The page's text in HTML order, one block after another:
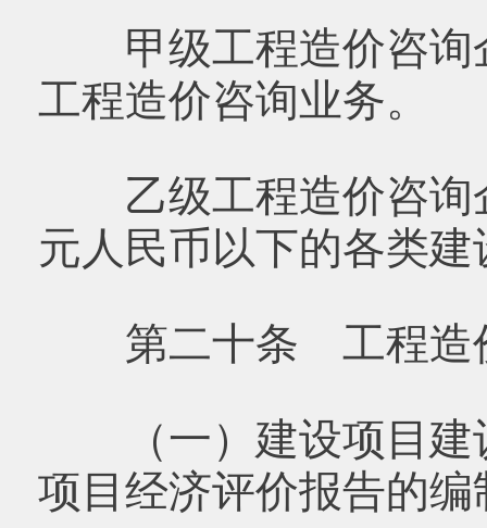
甲级工程造价咨询
工程造价咨询业务。
乙级工程造价咨询
元人民币以下的各类
第二十条 工程造价
（一）建设项目建
项目经济评价报告的编